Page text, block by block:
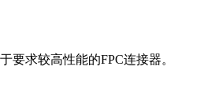
要求较高性能的FPC连接器。